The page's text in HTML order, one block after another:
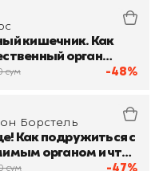
-48%
кишечник. Как
орган
сум
-47%
Борстель
Как подружиться с
органом и что
не сделать
сум